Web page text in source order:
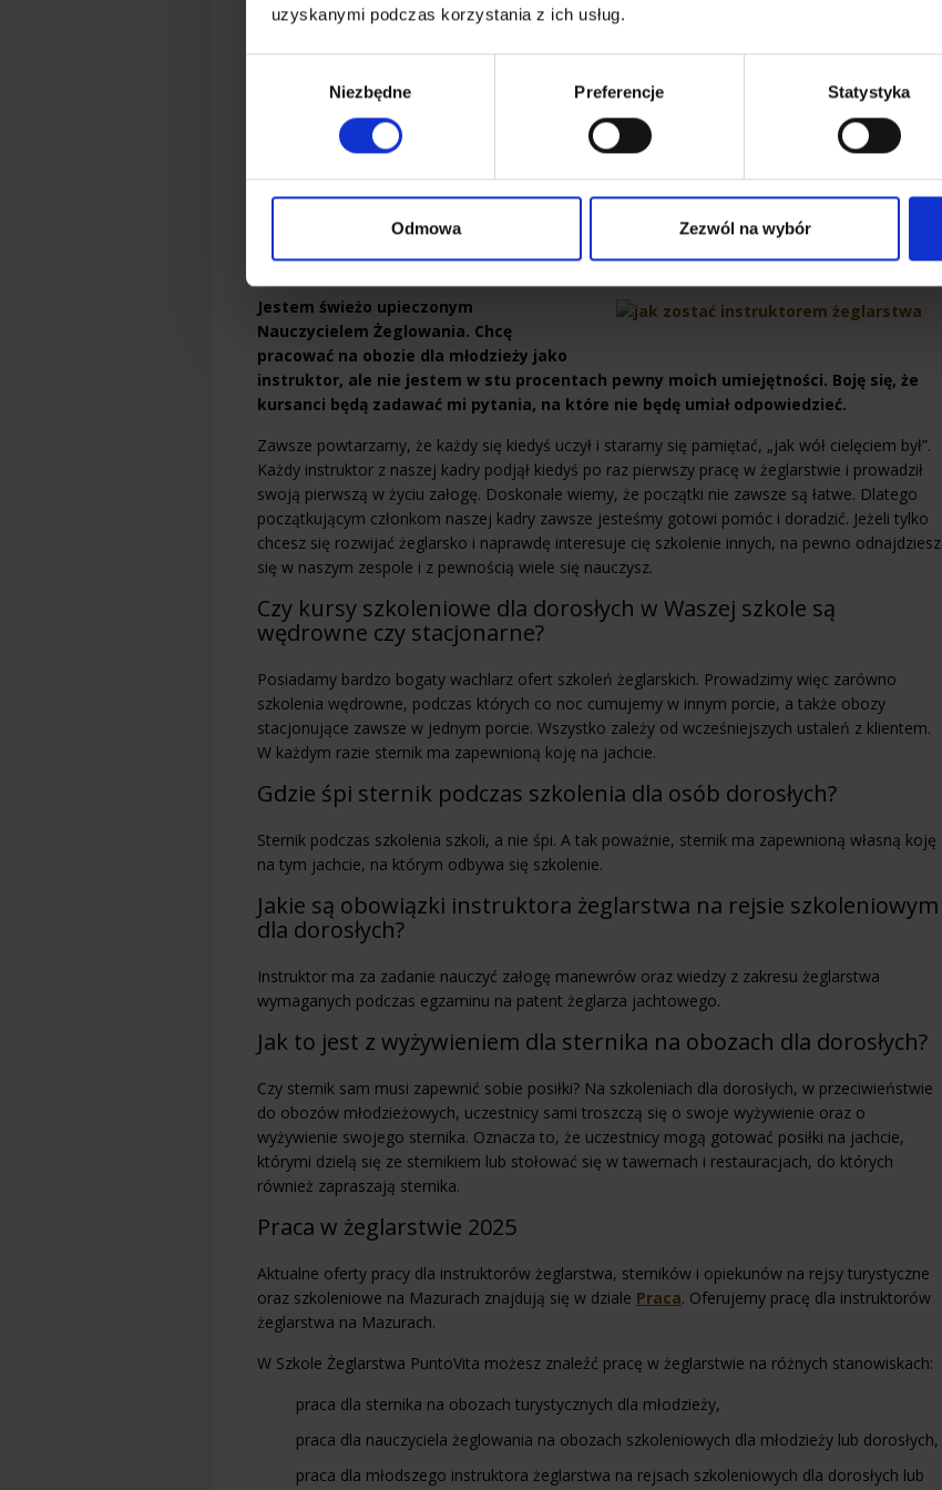
uzyskanymi podczas korzystania z ich usług.
Niezbędne Preferencje Statystyka
Odmowa Zezwól na wybór
sternika?
Na nasze żeglarskie obozy dla młodzieży przyjeżdżają osoby w wieku 11-17 lat w dwóch
oddzielnych grupach 11-13 lat oraz 14-17 lat. W jednej załodze, pod opieką jednego sternika
jest zazwyczaj 5-6 osób. Załogi dobieramy tak, by wszystkie osoby były w zbliżonym wieku.
Jak wygląda kwestia wyżywienia na obozie młodzieżowym?
Co drugi dzień każda załoga ze sternikiem wypełnia listę zaopatrzeniową, a zamówione
produkty przywozi nazajutrz na obóz pracownik lądowy. Załogi pod opieką sternika
przygotowują wszystkieposiłki na jachcie
. Jemy świeże, smaczne posiłki – takie, które trudno
zepsuć. 🙂 Nie martw się – nie będziesz głodować!
Jestem świeżo upieczonym
Nauczycielem Żeglowania. Chcę
pracować na obozie dla młodzieży jako
instruktor, ale nie jestem w stu procentach pewny moich umiejętności. Boję się, że
kursanci będą zadawać mi pytania, na które nie będę umiał odpowiedzieć.
Zawsze powtarzamy, że każdy się kiedyś uczył i staramy się pamiętać, „jak wół cielęciem był”.
Każdy instruktor z naszej kadry podjął kiedyś po raz pierwszy pracę w żeglarstwie i prowadził
swoją pierwszą w życiu załogę. Doskonale wiemy, że początki nie zawsze są łatwe. Dlatego
początkującym członkom naszej kadry zawsze jesteśmy gotowi pomóc i doradzić. Jeżeli tylko
chcesz się rozwijać żeglarsko i naprawdę interesuje cię szkolenie innych, na pewno odnajdziesz
się w naszym zespole i z pewnością wiele się nauczysz.
Czy kursy szkoleniowe dla dorosłych w Waszej szkole są
wędrowne czy stacjonarne?
Posiadamy bardzo bogaty wachlarz ofert szkoleń żeglarskich. Prowadzimy więc zarówno
szkolenia wędrowne, podczas których co noc cumujemy w innym porcie, a także obozy
stacjonujące zawsze w jednym porcie. Wszystko zależy od wcześniejszych ustaleń z klientem.
W każdym razie sternik ma zapewnioną koję na jachcie.
Gdzie śpi sternik podczas szkolenia dla osób dorosłych?
Sternik podczas szkolenia szkoli, a nie śpi. A tak poważnie, sternik ma zapewnioną własną koję
na tym jachcie, na którym odbywa się szkolenie.
Jakie są obowiązki instruktora żeglarstwa na rejsie szkoleniowym
dla dorosłych?
Instruktor ma za zadanie nauczyć załogę manewrów oraz wiedzy z zakresu żeglarstwa
wymaganych podczas egzaminu na patent żeglarza jachtowego.
Jak to jest z wyżywieniem dla sternika na obozach dla dorosłych?
Czy sternik sam musi zapewnić sobie posiłki? Na szkoleniach dla dorosłych, w przeciwieństwie
do obozów młodzieżowych, uczestnicy sami troszczą się o swoje wyżywienie oraz o
wyżywienie swojego sternika. Oznacza to, że uczestnicy mogą gotować posiłki na jachcie,
którymi dzielą się ze sternikiem lub stołować się w tawernach i restauracjach, do których
również zapraszają sternika.
Praca w żeglarstwie 2025
Aktualne oferty pracy dla instruktorów żeglarstwa, sterników i opiekunów na rejsy turystyczne
oraz szkoleniowe na Mazurach znajdują się w dziale Praca. Oferujemy pracę dla instruktorów
żeglarstwa na Mazurach.
W Szkole Żeglarstwa PuntoVita możesz znaleźć pracę w żeglarstwie na różnych stanowiskach:
praca dla sternika na obozach turystycznych dla młodzieży,
praca dla nauczyciela żeglowania na obozach szkoleniowych dla młodzieży lub dorosłych,
praca dla młodszego instruktora żeglarstwa na rejsach szkoleniowych dla dorosłych lub